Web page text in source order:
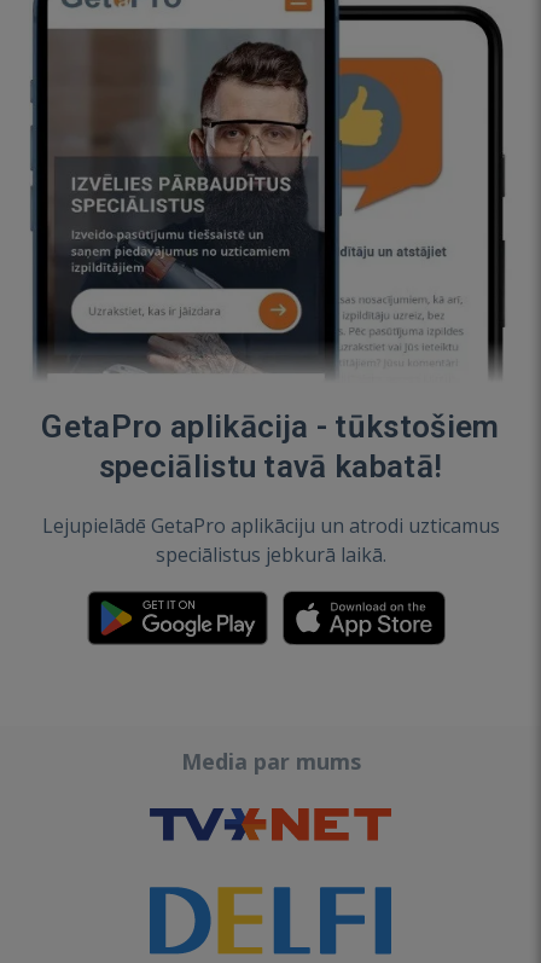
GetaPro aplikācija - tūkstošiem
speciālistu tavā kabatā!
Lejupielādē GetaPro aplikāciju un atrodi uzticamus
speciālistus jebkurā laikā.
Media par mums